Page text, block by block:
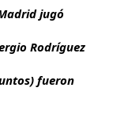
jugó
Rodríguez
fueron